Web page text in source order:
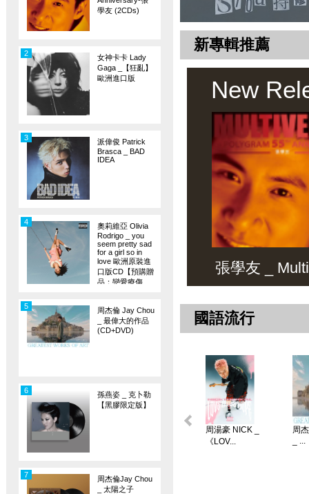
學友 (2CDs)
女神卡卡 Lady
Gaga _【狂亂】
歐洲進口版
2
派偉俊 Patrick
Brasca _ BAD
IDEA
3
奧莉維亞 Olivia
Rodrigo _ you
seem pretty sad
for a girl so in
love 歐洲原裝進
口版CD【預購贈
品：戀愛療傷
4
周杰倫 Jay Chou
_ 最偉大的作品
(CD+DVD)
5
孫燕姿 _ 克卜勒
【黑膠限定版】
6
周杰倫Jay Chou
_ 太陽之子
7
新專輯推薦
New
張學友 _
國語流行
周湯豪 NICK _
《LOV...
周
_ ...